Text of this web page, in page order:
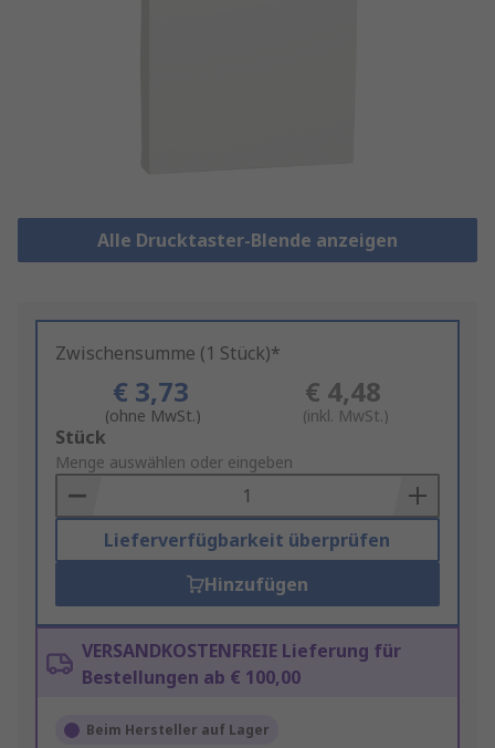
Alle Drucktaster-Blende anzeigen
Zwischensumme (1 Stück)*
€ 3,73
(ohne MwSt.)
€ 4,48
(inkl. MwSt.)
Add
to
Basket
Stück
Menge auswählen oder eingeben
Lieferverfügbarkeit überprüfen
Hinzufügen
VERSANDKOSTENFREIE Lieferung für
Bestellungen ab € 100,00
Beim Hersteller auf Lager